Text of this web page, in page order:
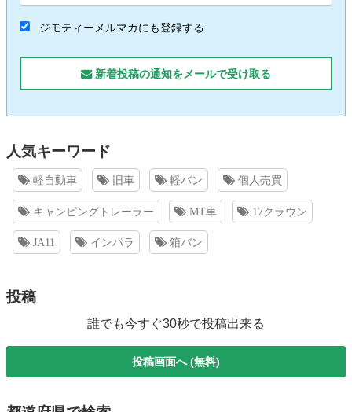
ジモティーメルマガにも登録する
新着投稿の通知をメールで受け取る
人気キーワード
軽自動車 旧車 軽バン 個人売買
キャンピングトレーラー MT車 17クラウン
JA11 インパラ 箱バン
投稿
誰でも今すぐ30秒で投稿出来る
投稿画面へ (無料)